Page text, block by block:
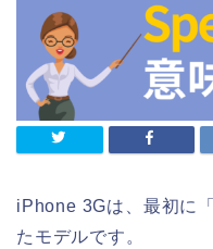
iPhone 3Gは、最初に
たモデルです。